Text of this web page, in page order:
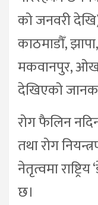
को जनवरी
काठमाडौँ,
मकवानपुर,
देखिएको
रोग फैलिन
तथा रोग
नेतृत्वमा
छ।